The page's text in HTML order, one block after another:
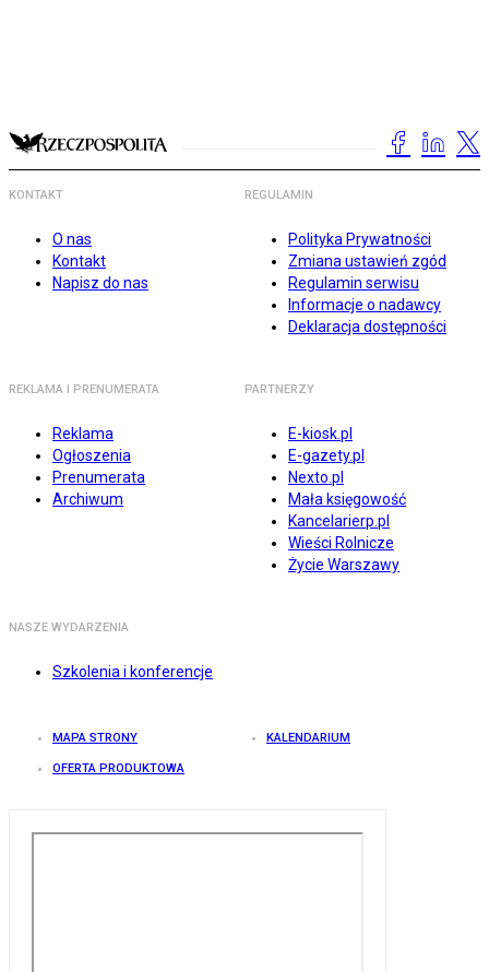
KONTAKT
O nas
Kontakt
Napisz do nas
REGULAMIN
Polityka Prywatności
Zmiana ustawień zgód
Regulamin serwisu
Informacje o nadawcy
Deklaracja dostępności
REKLAMA I PRENUMERATA
Reklama
Ogłoszenia
Prenumerata
Archiwum
PARTNERZY
E-kiosk.pl
E-gazety.pl
Nexto.pl
Mała księgowość
Kancelarierp.pl
Wieści Rolnicze
Życie Warszawy
NASZE WYDARZENIA
Szkolenia i konferencje
MAPA STRONY KALENDARIUM
OFERTA PRODUKTOWA